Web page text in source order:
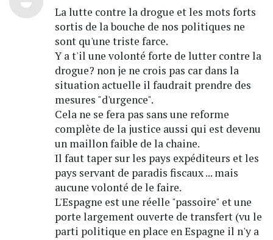
La lutte contre la drogue et les mots forts
sortis de la bouche de nos politiques ne
sont qu'une triste farce.
Y a t'il une volonté forte de lutter contre la
drogue? non je ne crois pas car dans la
situation actuelle il faudrait prendre des
mesures "d'urgence".
Cela ne se fera pas sans une reforme
complète de la justice aussi qui est devenu
un maillon faible de la chaine.
Il faut taper sur les pays expéditeurs et les
pays servant de paradis fiscaux ... mais
aucune volonté de le faire.
L'Espagne est une réelle "passoire" et une
porte largement ouverte de transfert (vu le
parti politique en place en Espagne il n'y a